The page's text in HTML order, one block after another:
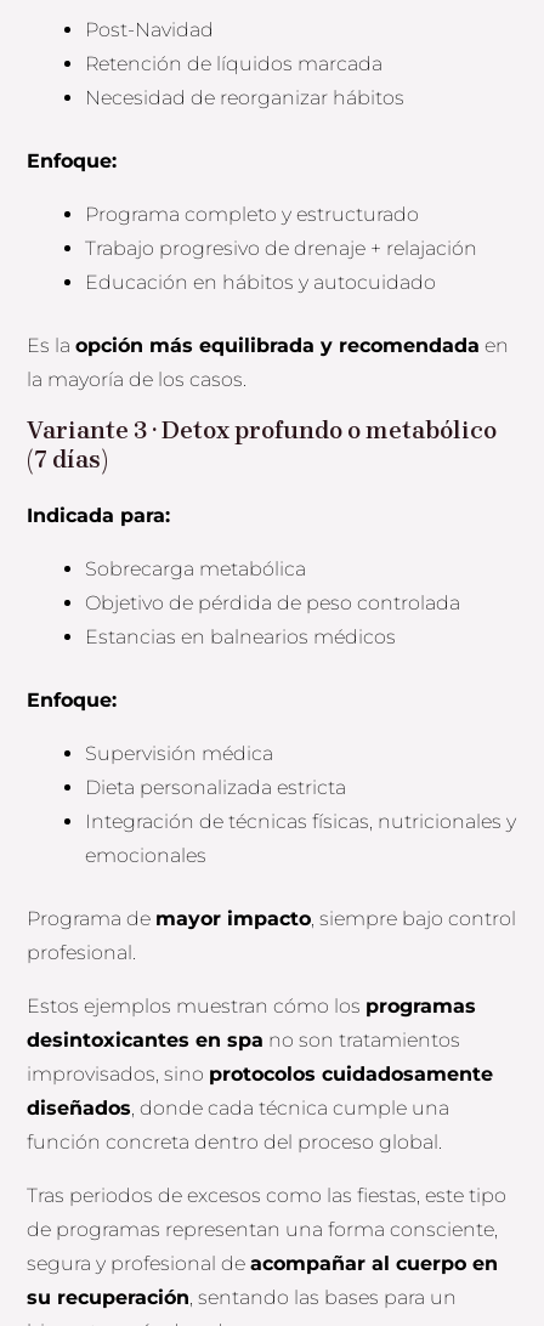
Post-Navidad
Retención de líquidos marcada
Necesidad de reorganizar hábitos
Enfoque:
Programa completo y estructurado
Trabajo progresivo de drenaje + relajación
Educación en hábitos y autocuidado
Es laopción más equilibrada y recomendada en
la mayoría de los casos.
Variante 3 · Detox profundo o metabólico
(7 días)
Indicada para:
Sobrecarga metabólica
Objetivo de pérdida de peso controlada
Estancias en balnearios médicos
Enfoque:
Supervisión médica
Dieta personalizada estricta
Integración de técnicas físicas, nutricionales y
emocionales
Programa de mayor impacto , siempre bajo control
profesional.
Estos ejemplos muestran cómo los programas
desintoxicantes en spa no son tratamientos
improvisados, sino protocolos cuidadosamente
diseñados , donde cada técnica cumple una
función concreta dentro del proceso global.
Tras periodos de excesos como las fiestas, este tipo
de programas representan una forma consciente,
segura y profesional deacompañar al cuerpo en
su recuperación , sentando las bases para un